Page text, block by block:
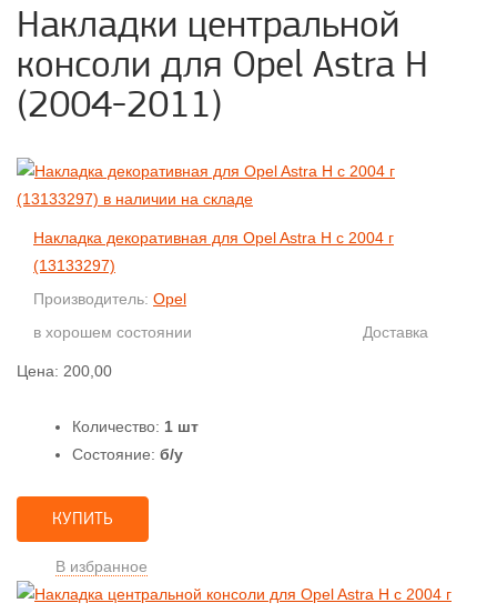
Накладки центральной
консоли для Opel Astra H
(2004-2011)
Накладка декоративная для Opel Astra H с 2004 г
(13133297)
Производитель: Opel
в хорошем состоянии
Доставка
Цена: 200,00
Количество: 1 шт
Состояние: б/у
КУПИТЬ
В избранное